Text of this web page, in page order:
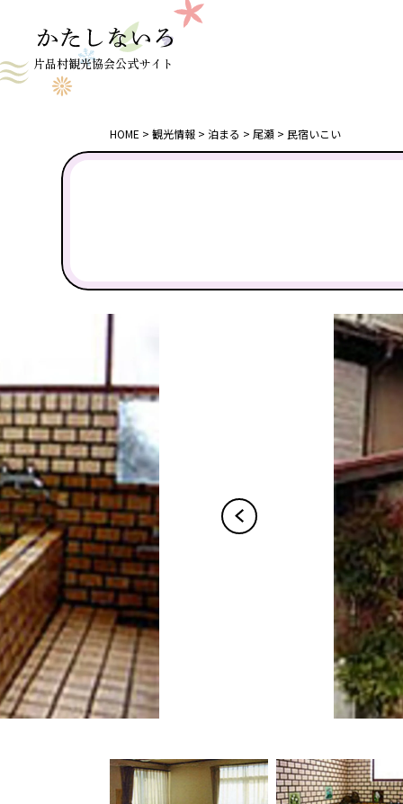
片品村観光協会公式サイト
HOME 観光情報 泊まる 尾瀬 民宿いこい